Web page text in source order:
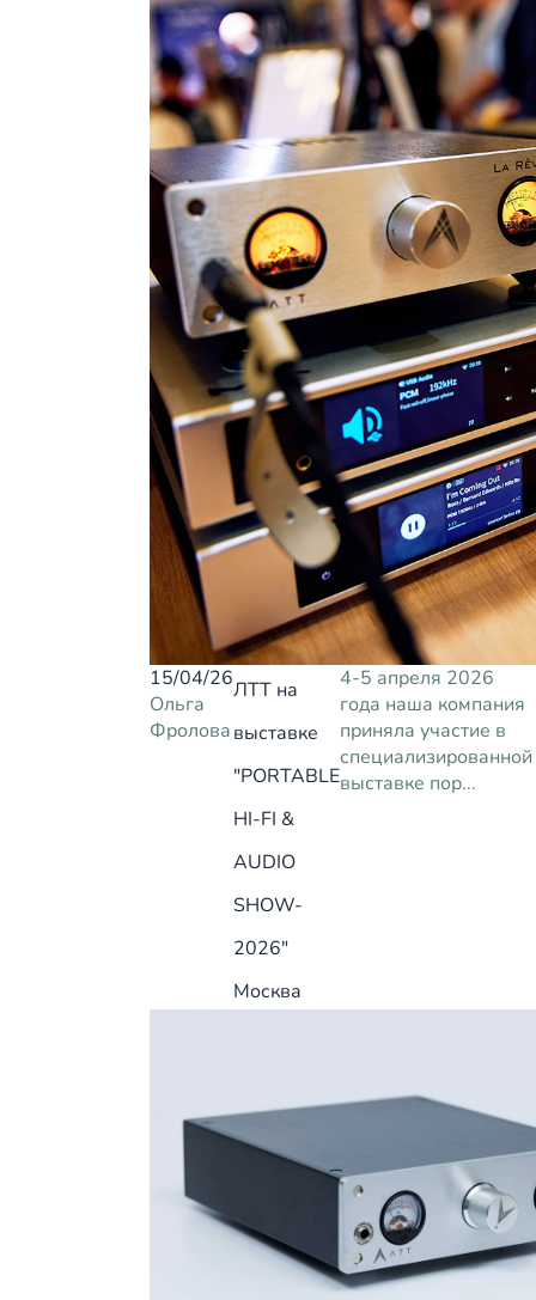
15/04/26
Ольга
Фролова
ЛТТ на
выставке
"PORTABLE
HI-FI &
AUDIO
SHOW-
2026"
Москва
4-5 апреля 2026
года наша компания
приняла участие в
специализированной
выставке пор...